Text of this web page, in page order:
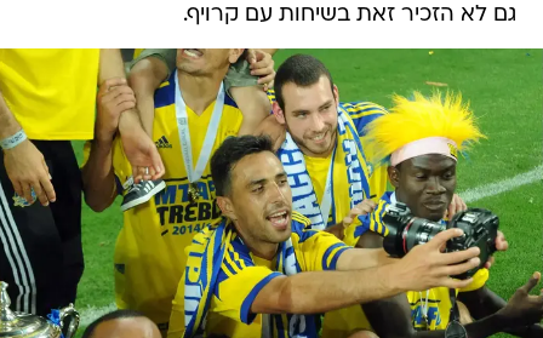
גם לא הזכיר זאת בשיחות עם קרויף.